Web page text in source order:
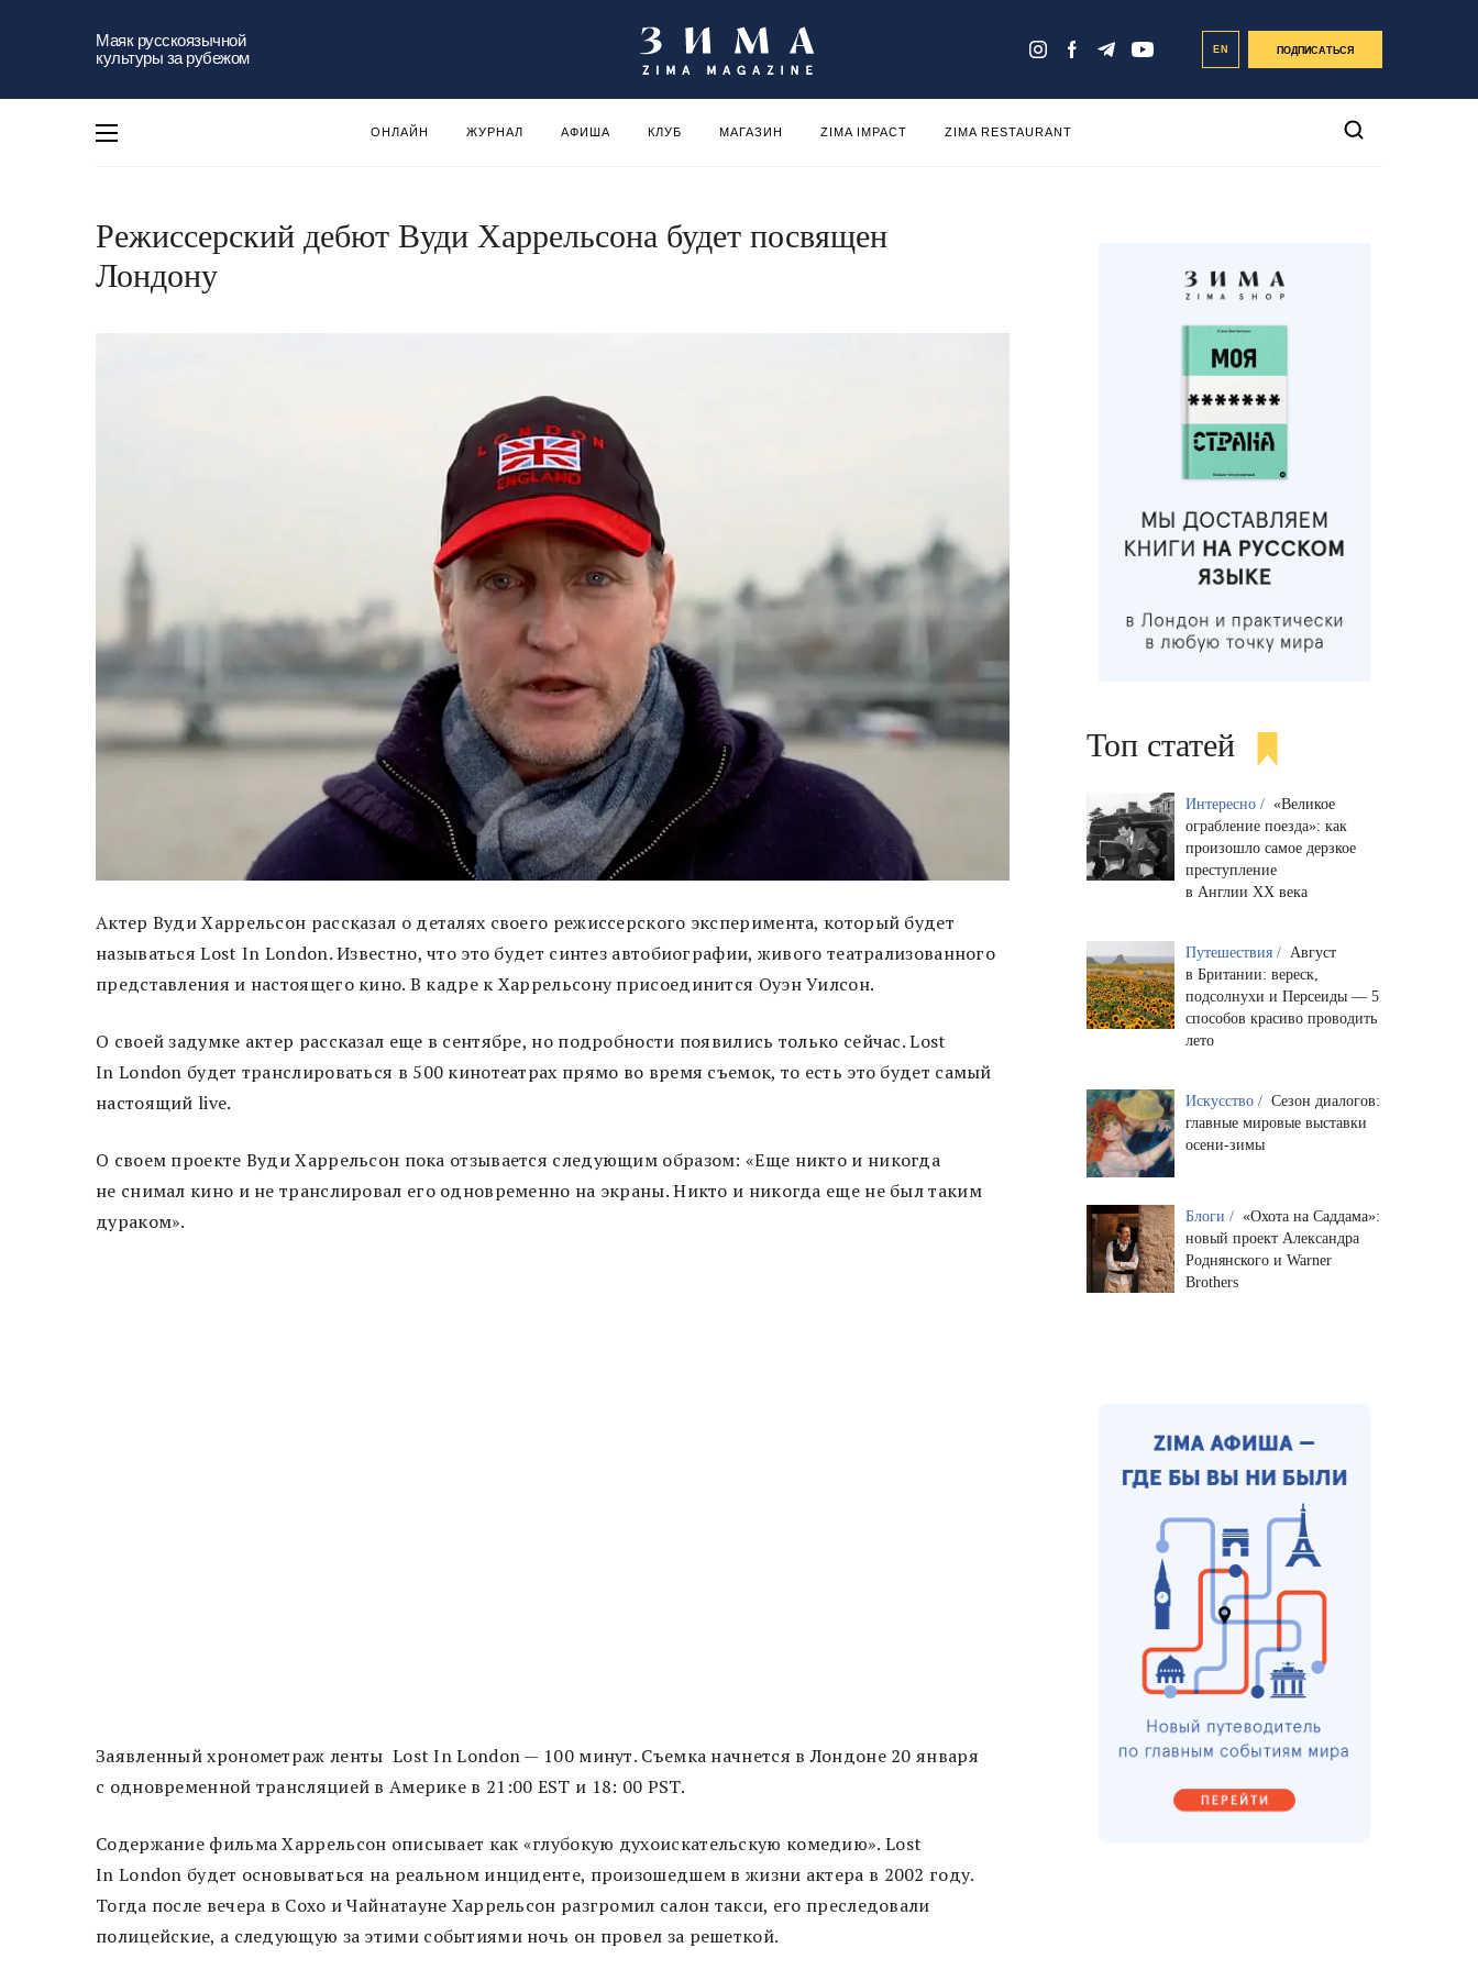
Маяк русскоязычной
культуры за рубежом
EN ПОДПИСАТЬСЯ
ОНЛАЙН ЖУРНАЛ АФИША КЛУБ МАГАЗИН ZIMA IMPACT ZIMA RESTAURANT
Режиссерский дебют Вуди Харрельсона будет посвящен
Лондону
Актер Вуди Харрельсон рассказал о деталях своего режиссерского эксперимента, который будет
называться Lost In London. Известно, что это будет синтез автобиографии, живого театрализованного
представления и настоящего кино. В кадре к Харрельсону присоединится Оуэн Уилсон.
О своей задумке актер рассказал еще в сентябре, но подробности появились только сейчас. Lost
In London будет транслироваться в 500 кинотеатрах прямо во время съемок, то есть это будет самый
настоящий live.
О своем проекте Вуди Харрельсон пока отзывается следующим образом: «Еще никто и никогда
не снимал кино и не транслировал его одновременно на экраны. Никто и никогда еще не был таким
дураком».
Заявленный хронометраж ленты Lost In London — 100 минут. Съемка начнется в Лондоне 20 января
с одновременной трансляцией в Америке в 21:00 EST и 18: 00 PST.
Содержание фильма Харрельсон описывает как «глубокую духоискательскую комедию». Lost
In London будет основываться на реальном инциденте, произошедшем в жизни актера в 2002 году.
Тогда после вечера в Сохо и Чайнатауне Харрельсон разгромил салон такси, его преследовали
полицейские, а следующую за этими событиями ночь он провел за решеткой.
Топ статей
Интересно / «Великое
ограбление поезда»: как
произошло самое дерзкое
преступление
в Англии XX века
Путешествия / Август
в Британии: вереск,
подсолнухи и Персеиды — 5
способов красиво проводить
лето
Искусство / Сезон диалогов:
главные мировые выставки
осени-зимы
Блоги / «Охота на Саддама»:
новый проект Александра
Роднянского и Warner
Brothers